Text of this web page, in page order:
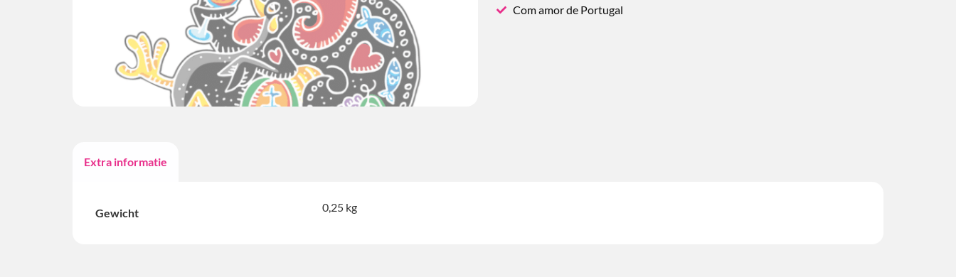
Com amor de Portugal
Extra informatie
Gewicht 0,25 kg